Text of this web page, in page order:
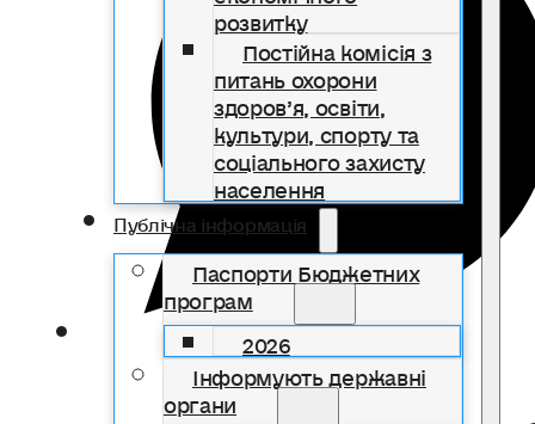
розвитку
Постійна комісія з
питань охорони
здоров’я, освіти,
культури, спорту та
соціального захисту
населення
Публічна інформація
Паспорти Бюджетних
програм
2026
Інформують державні
органи